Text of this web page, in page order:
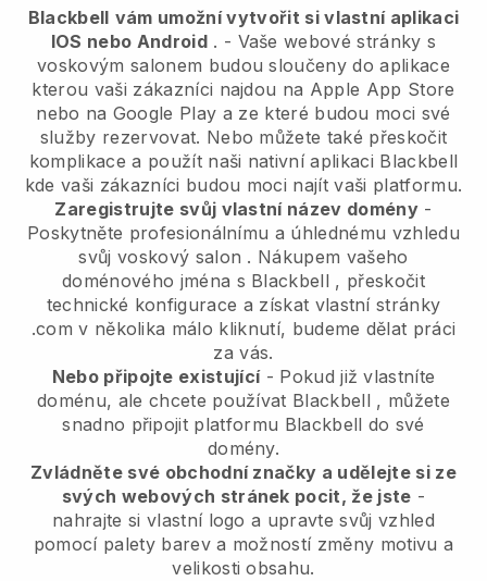
Blackbell vám umožní vytvořit si vlastní aplikaci
IOS nebo Android. - Vaše webové stránky s
voskovým salonem budou sloučeny do aplikace
kterou vaši zákazníci najdou na Apple App Store
nebo na Google Play a ze které budou moci své
služby rezervovat. Nebo můžete také přeskočit
komplikace a použít naši nativní aplikaci Blackbell
kde vaši zákazníci budou moci najít vaši platformu.
Zaregistrujte svůj vlastní název domény-
Poskytněte profesionálnímu a úhlednému vzhledu
svůj voskový salon . Nákupem vašeho
doménového jména s Blackbell , přeskočit
technické konfigurace a získat vlastní stránky
.com v několika málo kliknutí, budeme dělat práci
za vás.
Nebo připojte existující- Pokud již vlastníte
doménu, ale chcete používat Blackbell , můžete
snadno připojit platformu Blackbell do své
domény.
Zvládněte své obchodní značky a udělejte si ze
svých webových stránek pocit, že jste -
nahrajte si vlastní logo a upravte svůj vzhled
pomocí palety barev a možností změny motivu a
velikosti obsahu.